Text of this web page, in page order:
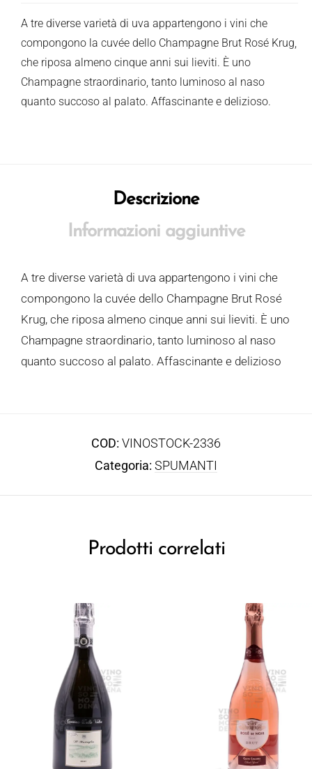
A tre diverse varietà di uva appartengono i vini che
compongono la cuvée dello Champagne Brut Rosé Krug,
che riposa almeno cinque anni sui lieviti. È uno
Champagne straordinario, tanto luminoso al naso
quanto succoso al palato. Affascinante e delizioso.
Descrizione
Informazioni aggiuntive
A tre diverse varietà di uva appartengono i vini che
compongono la cuvée dello Champagne Brut Rosé
Krug, che riposa almeno cinque anni sui lieviti. È uno
Champagne straordinario, tanto luminoso al naso
quanto succoso al palato. Affascinante e delizioso
COD: VINOSTOCK-2336
Categoria: SPUMANTI
Prodotti correlati